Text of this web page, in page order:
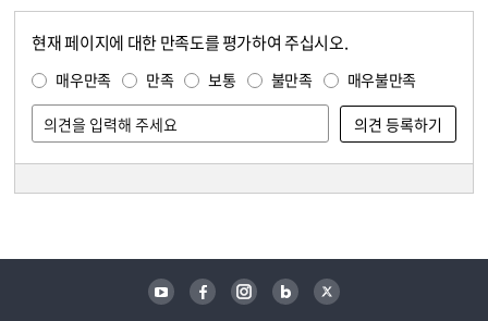
현재 페이지에 대한 만족도를 평가하여 주십시오.
매우만족 만족 보통 불만족 매우불만족
유튜브 페이스북 인스타그램 블로그 트위터